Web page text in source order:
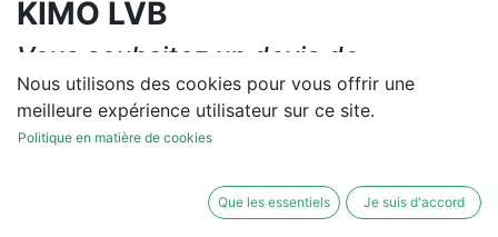
KIMO LVB
Vous souhaitez un devis de
réparation ou de vente, un
diagnostic sur site?
Nous utilisons des cookies pour vous offrir une
meilleure expérience utilisateur sur ce site.
Politique en matière de cookies
Que les essentiels Je suis d'accord